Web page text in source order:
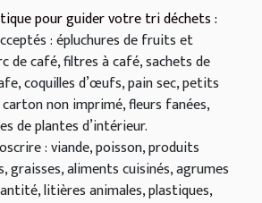
pour guider votre tri déchets :
: épluchures de fruits et
de café, filtres à café, sachets de
coquilles d’œufs, pain sec, petits
non imprimé, fleurs fanées,
de plantes d’intérieur.
: viande, poisson, produits
graisses, aliments cuisinés, agrumes
litières animales, plastiques,